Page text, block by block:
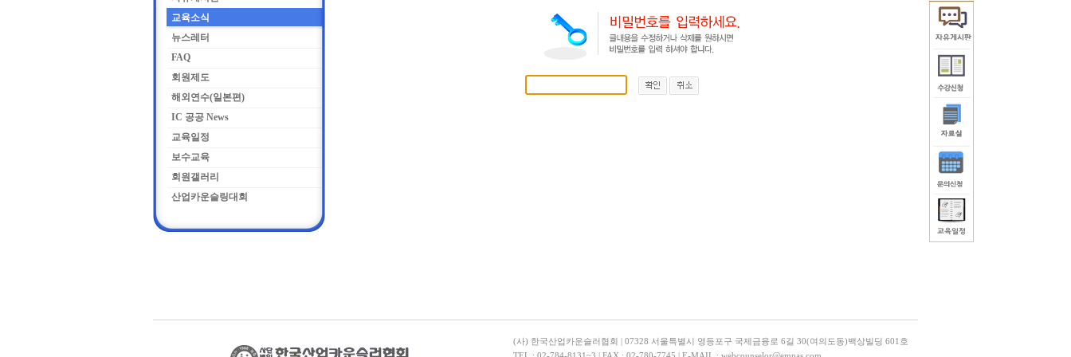
교육소식
뉴스레터
FAQ
회원제도
해외연수(일본편)
IC 공공 News
교육일정
보수교육
회원갤러리
산업카운슬링대회
(사) 한국산업카운슬러협회 | 07328 서울특별시 영등포구 국제금융로 6길 30(여의도동)백상빌딩 601호